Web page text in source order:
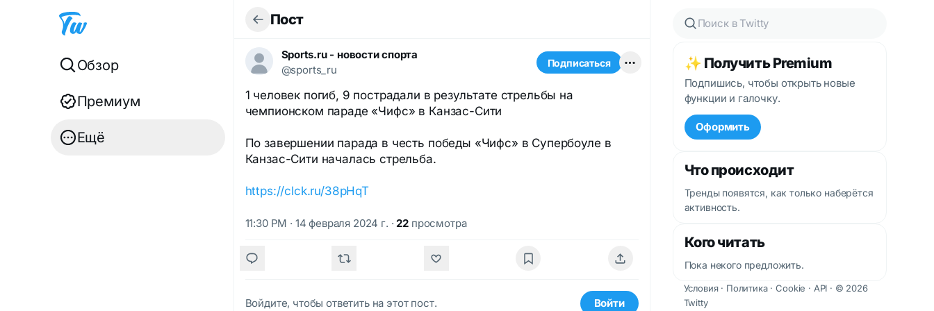
Обзор
Премиум
Ещё
Пост
Sports.ru - новости спорта
@sports_ru
Подписаться
1 человек погиб, 9 пострадали в результате стрельбы на
чемпионском параде «Чифс» в Канзас-Сити
По завершении парада в честь победы «Чифс» в Супербоуле в
Канзас-Сити началась стрельба.
https://clck.ru/38pHqT
11:30 PM · 14 февраля 2024 г. · 22 просмотра
Войдите, чтобы ответить на этот пост. Войти
✨ Получить Premium
Подпишись, чтобы открыть новые
функции и галочку.
Оформить
Что происходит
Тренды появятся, как только наберётся
активность.
Кого читать
Пока некого предложить.
Условия· Политика·Cookie · API · © 2026
Twitty